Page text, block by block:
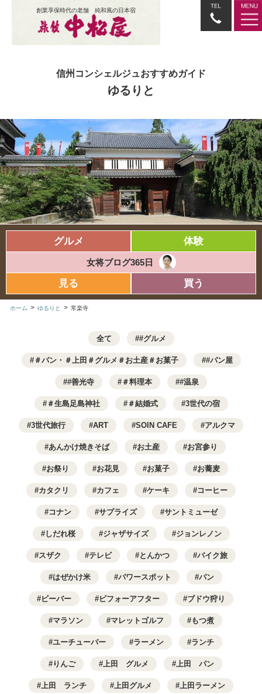
創業享保時代の老舗 純和風の日本宿
信州コンシェルジュおすすめガイド
ゆるりと
グルメ 体験
女将ブログ365日
見る 買う
ホーム > ゆるりと > 常楽寺
全て #グルメ
＃パン・＃上田＃グルメ＃お土産＃お菓子 #パン屋
#善光寺 ＃料理本 #温泉
＃生島足島神社 ＃結婚式 3世代の宿
3世代旅行 ART SOIN CAFE アルクマ
あんかけ焼きそば お土産 お宮参り
お祭り お花見 お菓子 お蕎麦
カタクリ カフェ ケーキ コーヒー
コナン サプライズ サントミューゼ
しだれ桜 ジャザサイズ ジョンレノン
スザク テレビ とんかつ バイク旅
はぜかけ米 パワースポット パン
ビーバー ビフォーアフター ブドウ狩り
マラソン マレットゴルフ もつ煮
ユーチューバー ラーメン ランチ
りんご 上田 グルメ 上田 パン
上田 ランチ 上田グルメ 上田ラーメン